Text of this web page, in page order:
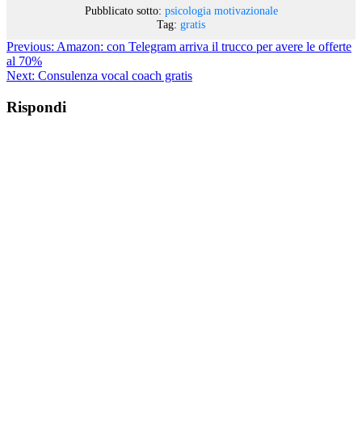
Pubblicato sotto: psicologia motivazionale
Tag: gratis
Previous: Amazon: con Telegram arriva il trucco per avere le offerte
al 70%
Next: Consulenza vocal coach gratis
Rispondi